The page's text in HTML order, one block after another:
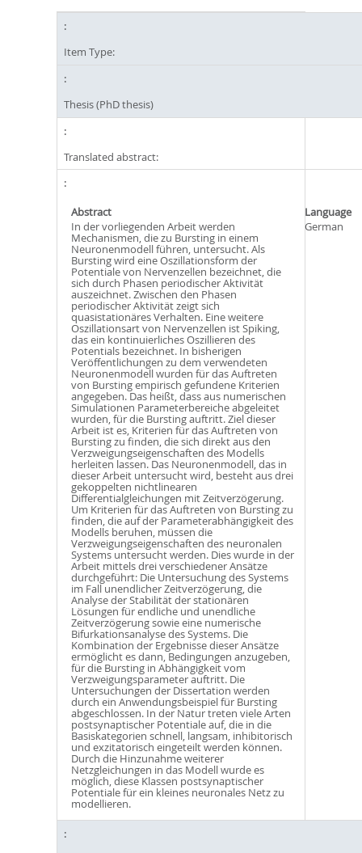
Item Type:
Thesis (PhD thesis)
Translated abstract:
Abstract
Language
In der vorliegenden Arbeit werden
Mechanismen, die zu Bursting in einem
Neuronenmodell führen, untersucht. Als
Bursting wird eine Oszillationsform der
Potentiale von Nervenzellen bezeichnet, die
sich durch Phasen periodischer Aktivität
auszeichnet. Zwischen den Phasen
periodischer Aktivität zeigt sich
quasistationäres Verhalten. Eine weitere
Oszillationsart von Nervenzellen ist Spiking,
das ein kontinuierliches Oszillieren des
Potentials bezeichnet. In bisherigen
Veröffentlichungen zu dem verwendeten
Neuronenmodell wurden für das Auftreten
von Bursting empirisch gefundene Kriterien
angegeben. Das heißt, dass aus numerischen
Simulationen Parameterbereiche abgeleitet
wurden, für die Bursting auftritt. Ziel dieser
Arbeit ist es, Kriterien für das Auftreten von
Bursting zu finden, die sich direkt aus den
Verzweigungseigenschaften des Modells
herleiten lassen. Das Neuronenmodell, das in
dieser Arbeit untersucht wird, besteht aus drei
gekoppelten nichtlinearen
Differentialgleichungen mit Zeitverzögerung.
Um Kriterien für das Auftreten von Bursting zu
finden, die auf der Parameterabhängigkeit des
Modells beruhen, müssen die
Verzweigungseigenschaften des neuronalen
Systems untersucht werden. Dies wurde in der
Arbeit mittels drei verschiedener Ansätze
durchgeführt: Die Untersuchung des Systems
im Fall unendlicher Zeitverzögerung, die
Analyse der Stabilität der stationären
Lösungen für endliche und unendliche
Zeitverzögerung sowie eine numerische
Bifurkationsanalyse des Systems. Die
Kombination der Ergebnisse dieser Ansätze
ermöglicht es dann, Bedingungen anzugeben,
für die Bursting in Abhängigkeit vom
Verzweigungsparameter auftritt. Die
Untersuchungen der Dissertation werden
durch ein Anwendungsbeispiel für Bursting
abgeschlossen. In der Natur treten viele Arten
postsynaptischer Potentiale auf, die in die
Basiskategorien schnell, langsam, inhibitorisch
und exzitatorisch eingeteilt werden können.
Durch die Hinzunahme weiterer
Netzgleichungen in das Modell wurde es
möglich, diese Klassen postsynaptischer
Potentiale für ein kleines neuronales Netz zu
modellieren.
German